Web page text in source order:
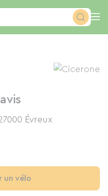
Évreux
un vélo